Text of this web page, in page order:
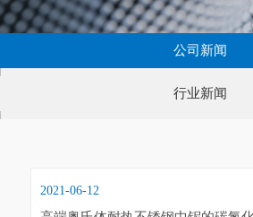
公司新闻
行业新闻
2021-06-12